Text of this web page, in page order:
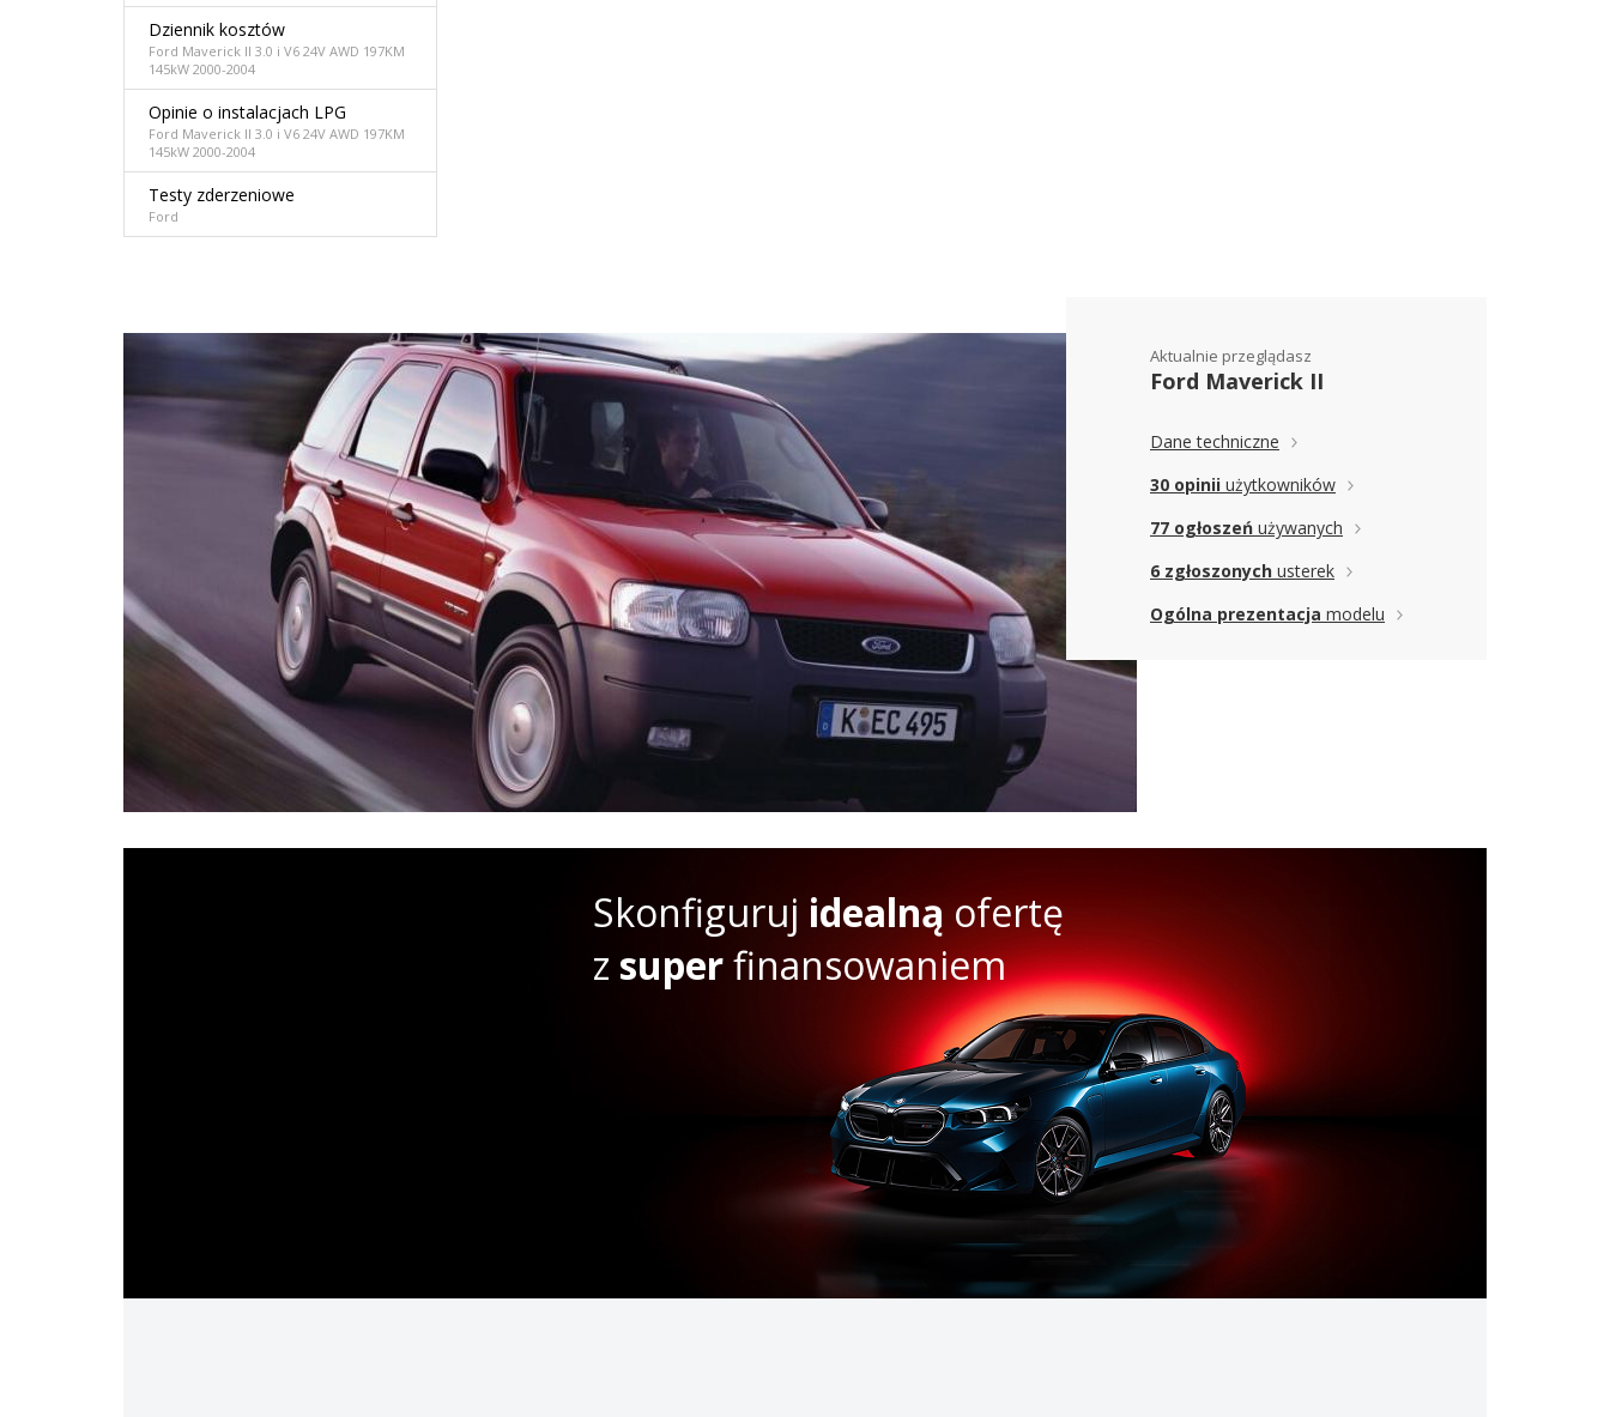
Dziennik kosztów
Ford Maverick II 3.0 i V6 24V AWD 197KM
145kW 2000-2004
Opinie o instalacjach LPG
Ford Maverick II 3.0 i V6 24V AWD 197KM
145kW 2000-2004
Testy zderzeniowe
Ford
Aktualnie przeglądasz
Ford Maverick II
Dane techniczne
30 opinii użytkowników
77 ogłoszeń używanych
6 zgłoszonych usterek
Ogólna prezentacja modelu
Skonfiguruj idealną ofertę
z superfinansowaniem